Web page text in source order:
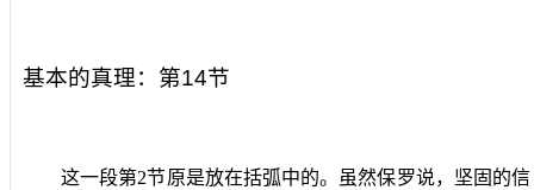
基本的真理：第14节
这一段第2节原是放在括弧中的。虽然保罗说，坚固的信